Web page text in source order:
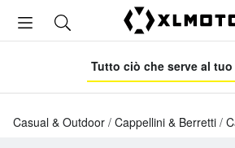
Tutto ciò che serve al tuo
Casual & Outdoor Cappellini & Berretti